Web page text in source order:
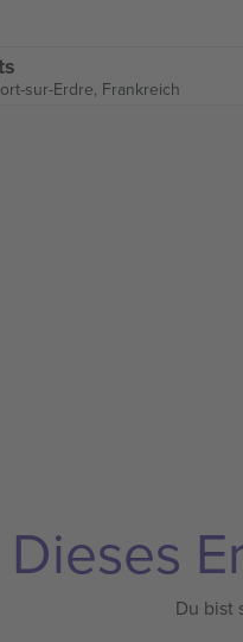
sur-Erdre, Frankreich
Dieses
Du bist